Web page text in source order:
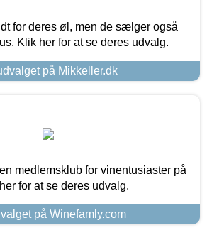
for deres øl, men de sælger også
Klik her for at se deres udvalg.
på Mikkeller.dk
medlemsklub for vinentusiaster på
for at se deres udvalg.
på Winefamly.com